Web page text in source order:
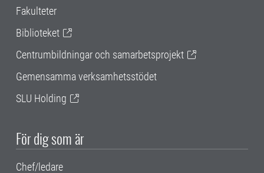
Fakulteter
Biblioteket
Centrumbildningar och samarbetsprojekt
Gemensamma verksamhetsstödet
SLU Holding
För dig som är
Chef/ledare